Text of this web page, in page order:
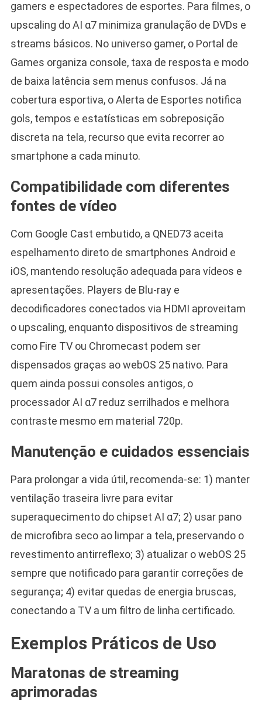
gamers e espectadores de esportes. Para filmes, o
upscaling do AI α7 minimiza granulação de DVDs e
streams básicos. No universo gamer, o Portal de
Games organiza console, taxa de resposta e modo
de baixa latência sem menus confusos. Já na
cobertura esportiva, o Alerta de Esportes notifica
gols, tempos e estatísticas em sobreposição
discreta na tela, recurso que evita recorrer ao
smartphone a cada minuto.
Compatibilidade com diferentes
fontes de vídeo
Com Google Cast embutido, a QNED73 aceita
espelhamento direto de smartphones Android e
iOS, mantendo resolução adequada para vídeos e
apresentações. Players de Blu-ray e
decodificadores conectados via HDMI aproveitam
o upscaling, enquanto dispositivos de streaming
como Fire TV ou Chromecast podem ser
dispensados graças ao webOS 25 nativo. Para
quem ainda possui consoles antigos, o
processador AI α7 reduz serrilhados e melhora
contraste mesmo em material 720p.
Manutenção e cuidados essenciais
Para prolongar a vida útil, recomenda-se: 1) manter
ventilação traseira livre para evitar
superaquecimento do chipset AI α7; 2) usar pano
de microfibra seco ao limpar a tela, preservando o
revestimento antirreflexo; 3) atualizar o webOS 25
sempre que notificado para garantir correções de
segurança; 4) evitar quedas de energia bruscas,
conectando a TV a um filtro de linha certificado.
Exemplos Práticos de Uso
Maratonas de streaming
aprimoradas